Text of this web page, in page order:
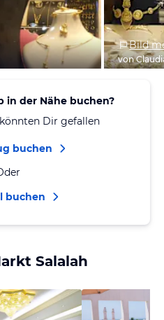
Bild
von
in der Nähe buchen?
Dir gefallen
buchen
buchen
Salalah